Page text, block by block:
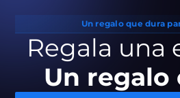
Un regalo que dura
Regala una
Un regalo